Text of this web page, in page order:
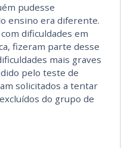
pudesse
ensino era diferente.
dificuldades em
fizeram parte desse
mais graves
pelo teste de
solicitados a tentar
do grupo de